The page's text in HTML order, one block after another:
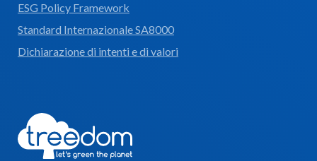
ESG Policy Framework
Standard Internazionale SA8000
Dichiarazione di intenti e di valori